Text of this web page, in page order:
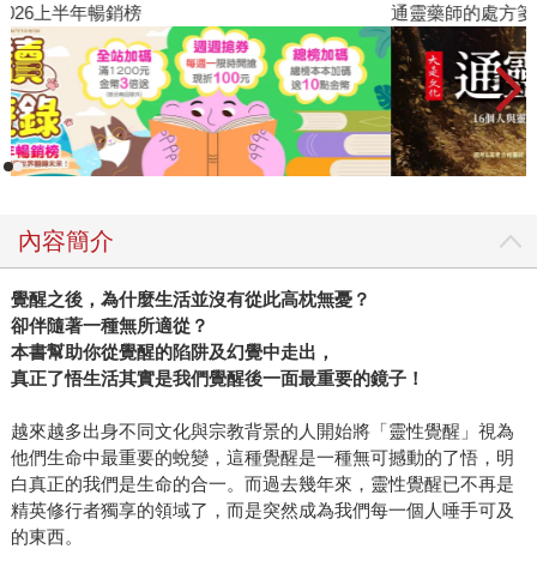
閱讀漫遊錄-2026上半年暢銷榜 通
內容簡介
覺醒之後，為什麼生活並沒有從此高枕無憂？
卻伴隨著一種無所適從？
本書幫助你從覺醒的陷阱及幻覺中走出，
真正了悟生活其實是我們覺醒後一面最重要的鏡子！
越來越多出身不同文化與宗教背景的人開始將「靈性覺醒」視為
他們生命中最重要的蛻變，這種覺醒是一種無可撼動的了悟，明
白真正的我們是生命的合一。而過去幾年來，靈性覺醒已不再是
精英修行者獨享的領域了，而是突然成為我們每一個人唾手可及
的東西。